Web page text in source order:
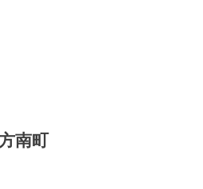
南町